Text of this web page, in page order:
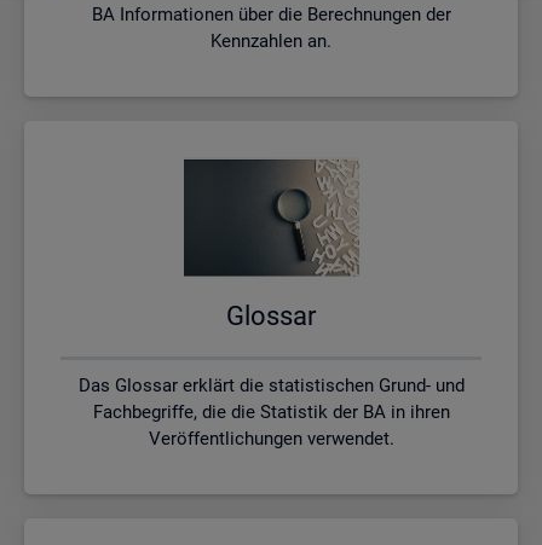
BA Informationen über die Berechnungen der
Kennzahlen an.
Glos­sar
Das Glossar erklärt die statistischen Grund- und
Fachbegriffe, die die Statistik der BA in ihren
Veröffentlichungen verwendet.